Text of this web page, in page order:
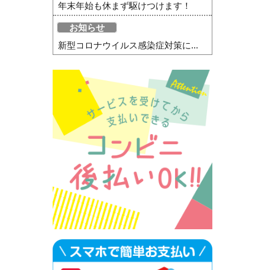
年末年始も休まず駆けつけます！
お知らせ
新型コロナウイルス感染症対策に...